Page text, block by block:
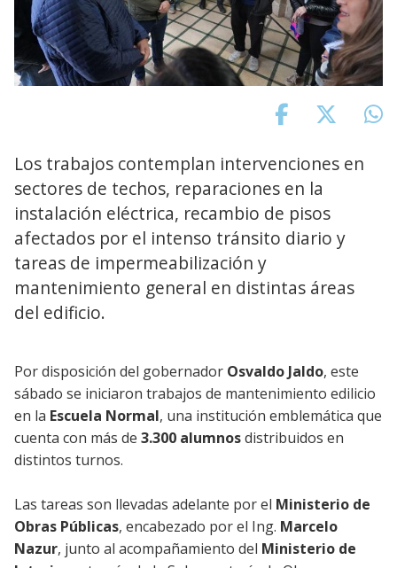
Los trabajos contemplan intervenciones en
sectores de techos, reparaciones en la
instalación eléctrica, recambio de pisos
afectados por el intenso tránsito diario y
tareas de impermeabilización y
mantenimiento general en distintas áreas
del edificio.
Por disposición del gobernador Osvaldo Jaldo, este
sábado se iniciaron trabajos de mantenimiento edilicio
en la Escuela Normal, una institución emblemática que
cuenta con más de 3.300 alumnosdistribuidos en
distintos turnos.
Las tareas son llevadas adelante por el Ministerio de
Obras Públicas, encabezado por el Ing. Marcelo
Nazur, junto al acompañamiento del Ministerio de